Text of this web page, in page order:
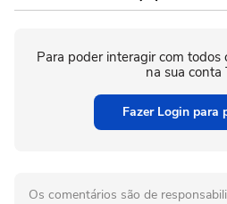
Para poder interagir com todos
na sua conta
Fazer Login para
Os comentários são de